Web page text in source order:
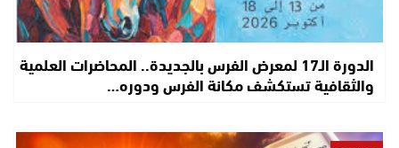
الدورة الـ17 لمعرض الفرس بالجديدة.. المحاضرات العلمية
والثقافية تستكشف مكانة الفرس ودوره…